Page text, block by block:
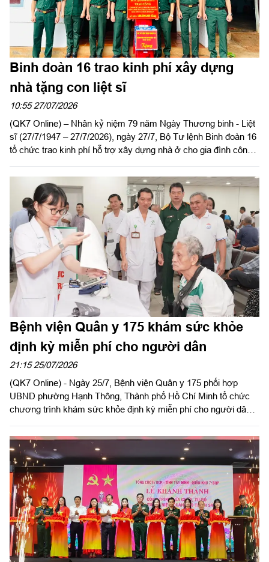
Binh đoàn 16 trao kinh phí xây dựng
nhà tặng con liệt sĩ
10:55 27/07/2026
(QK7 Online) – Nhân kỷ niệm 79 năm Ngày Thương binh - Liệt
sĩ (27/7/1947 – 27/7/2026), ngày 27/7, Bộ Tư lệnh Binh đoàn 16
tổ chức trao kinh phí hỗ trợ xây dựng nhà ở cho gia đình công
sĩ có hoàn cảnh khó khăn về nhà ở. Dự buổi lễ có Đại tá Lại
Văn Tuấn, Chủ nhiệm Chính trị Binh đoàn 16; đại diện các cơ
quan, đơn vị của Binh đoàn và lãnh đạo, chỉ huy Đoàn Kinh tế -
Quốc phòng 726.
Bệnh viện Quân y 175 khám sức khỏe
định kỳ miễn phí cho người dân
21:15 25/07/2026
(QK7 Online) - Ngày 25/7, Bệnh viện Quân y 175 phối hợp
UBND phường Hạnh Thông, Thành phố Hồ Chí Minh tổ chức
chương trình khám sức khỏe định kỳ miễn phí cho người dân,